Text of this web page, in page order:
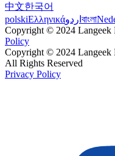
中文한국어
polskiΕλληνικάاردو বাংলা
Copyright © 2024 Langeek
Policy
Copyright © 2024 Langeek
All Rights Reserved
Privacy Policy